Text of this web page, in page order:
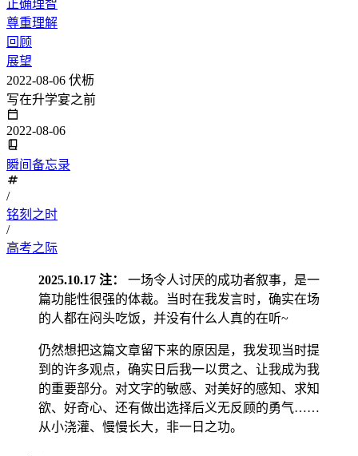
正确理智
尊重理解
回顾
展望
2022-08-06 伏枥
写在升学宴之前
2022-08-06
瞬间备忘录
/
铭刻之时
/
高考之际
2025.10.17 注：
一场令人讨厌的成功者叙事，是一
篇功能性很强的体裁。当时在我发言时，确实在场
的人都在闷头吃饭，并没有什么人真的在听~
仍然想把这篇文章留下来的原因是，我发现当时提
到的许多观点，确实日后我一以贯之、让我成为我
的重要部分。对文字的敏感、对美好的感知、求知
欲、好奇心、还有做出选择后义无反顾的勇气……
从小浇灌、慢慢长大，非一日之功。